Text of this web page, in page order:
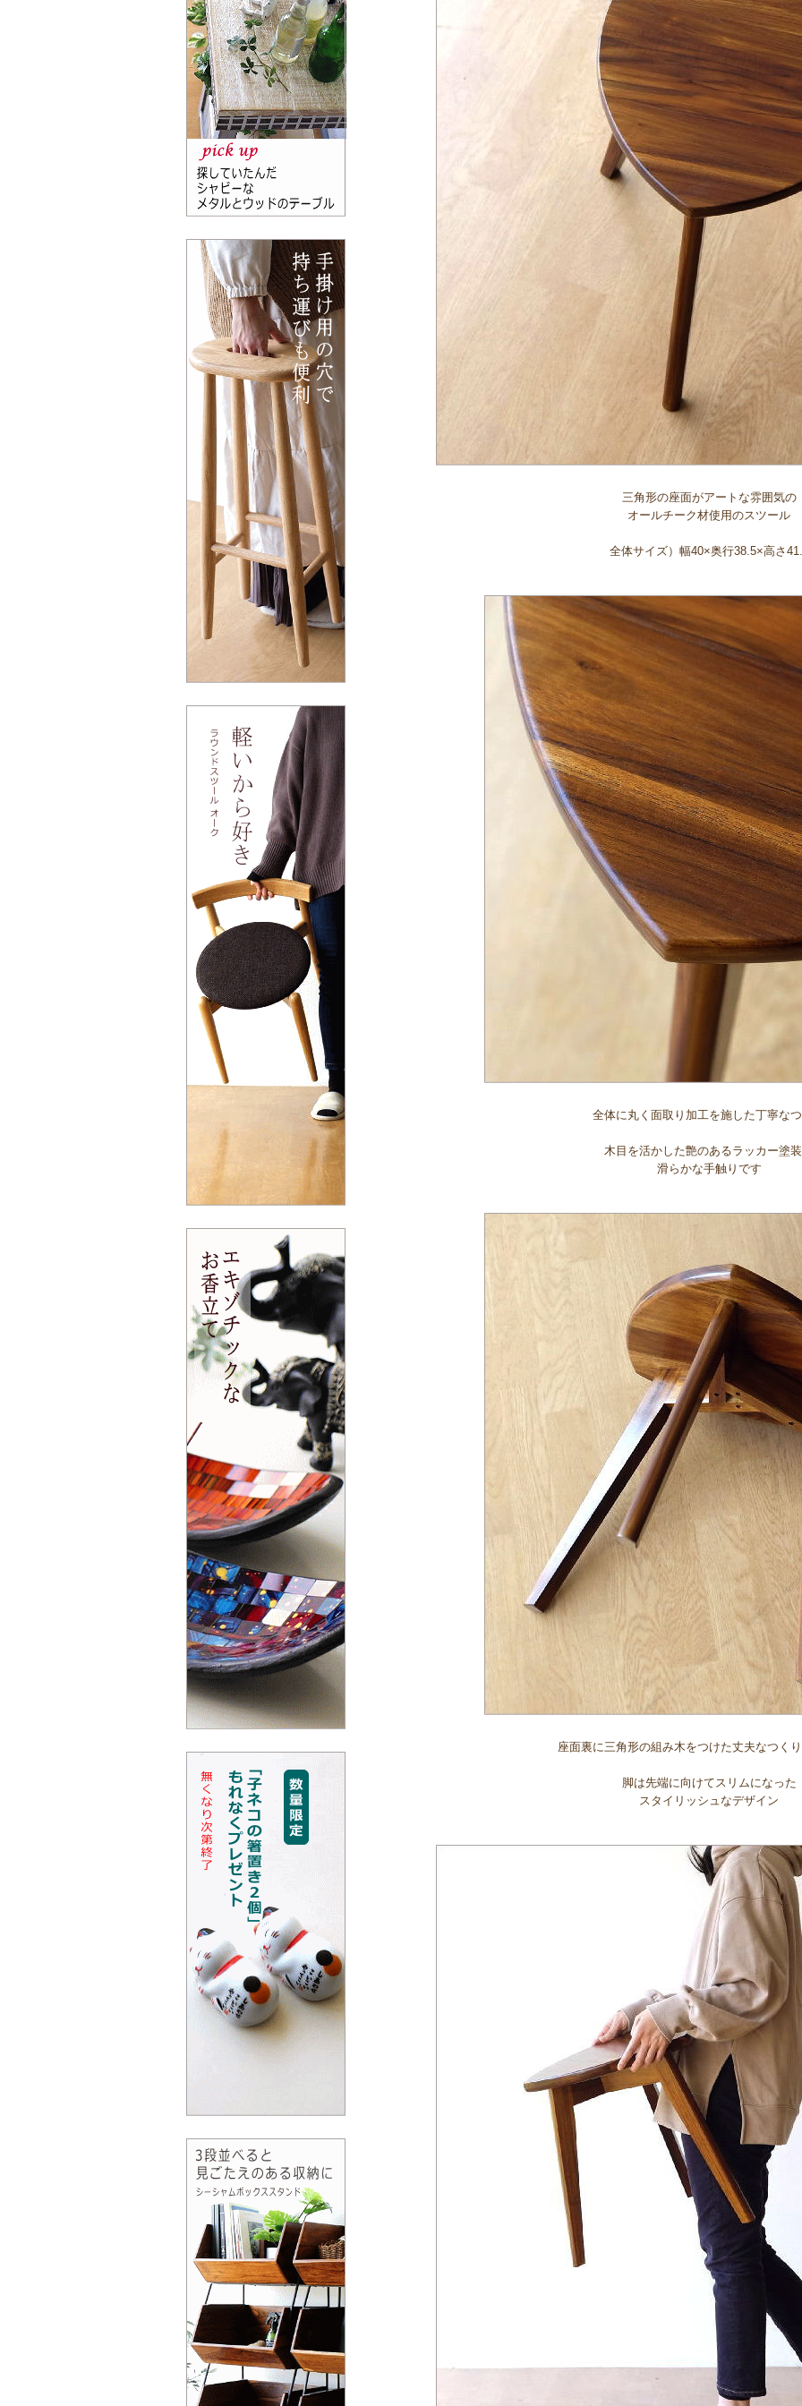
三角形の座面がアートな雰囲気の
オールチーク材使用のスツール
全体サイズ）幅40×奥行38.5×高さ
全体に丸く面取り加工を施した丁寧な
木目を活かした艶のあるラッカー塗
滑らかな手触りです
座面裏に三角形の組み木をつけた丈夫なつく
脚は先端に向けてスリムになった
スタイリッシュなデザイン